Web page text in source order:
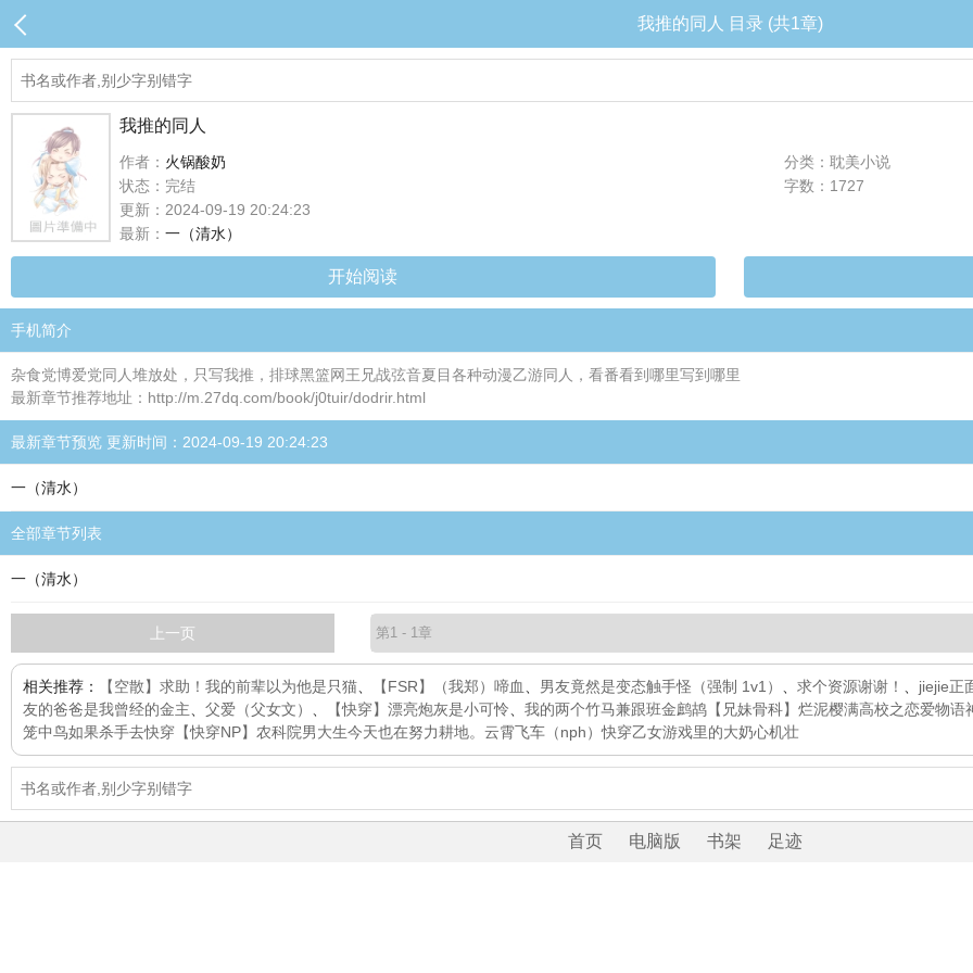
我推的同人 目录 (共1章)
我推的同人
作者： 火锅酸奶
分类：耽美小说
状态：完结
字数：1727
更新：2024-09-19 20:24:23
最新： 一（清水）
开始阅读
手机简介
杂食党博爱党同人堆放处，只写我推，排球黑篮网王兄战弦音夏目各种动漫乙游同人，看番看到哪里写到哪里
最新章节推荐地址：http://m.27dq.com/book/j0tuir/dodrir.html
最新章节预览 更新时间：2024-09-19 20:24:23
一（清水）
全部章节列表
一（清水）
上一页
相关推荐： 【空散】求助！我的前辈以为他是只猫 【FSR】（我郑）啼血 男友竟然是变态触手怪（强制 1v1） 求个资源谢谢！ jiejie正
友的爸爸是我曾经的金主
父爱（父女文） 【快穿】漂亮炮灰是小可怜 我的两个竹马兼跟班金鹧鸪 【兄妹骨科】烂泥樱满高校之恋爱物语
笼中鸟如果杀手去快穿【快穿NP】 农科院男大生今天也在努力耕地。 云霄飞车（nph）快穿乙女游戏里的大奶心机壮
首页 电脑版 书架 足迹